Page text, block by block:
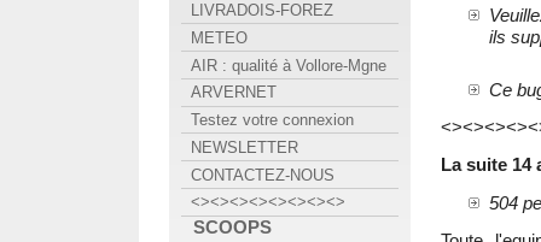
ils
Ce
La suite 14
504
LIVRADOIS-FOREZ
METEO
AIR : qualité à Vollore-Mgne
ARVERNET
Testez votre connexion
NEWSLETTER
CONTACTEZ-NOUS
<><><><><><><><>
SCOOPS